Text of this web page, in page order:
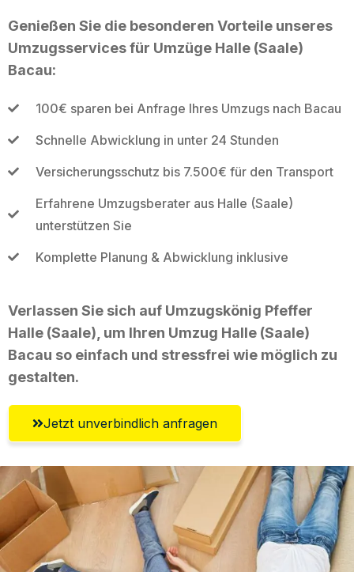
Genießen Sie die besonderen Vorteile unseres
Umzugsservices für Umzüge Halle (Saale)
Bacau:
100€ sparen bei Anfrage Ihres Umzugs nach Bacau
Schnelle Abwicklung in unter 24 Stunden
Versicherungsschutz bis 7.500€ für den Transport
Erfahrene Umzugsberater aus Halle (Saale)
unterstützen Sie
Komplette Planung & Abwicklung inklusive
Verlassen Sie sich auf Umzugskönig Pfeffer
Halle (Saale), um Ihren Umzug Halle (Saale)
Bacau so einfach und stressfrei wie möglich zu
gestalten.
Jetzt unverbindlich anfragen